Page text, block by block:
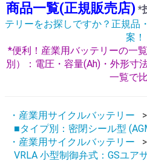
商品一覧(正規販売店) *
テリーをお探しですか？正規品
案！
*便利！産業用バッテリーの一
別）：電圧・容量(Ah)・外形寸
一覧で
・産業用サイクルバッテリー
■タイプ別：密閉シール型
・産業用サイクルバッテリー
VRLA 小型制御弁式：GSユア